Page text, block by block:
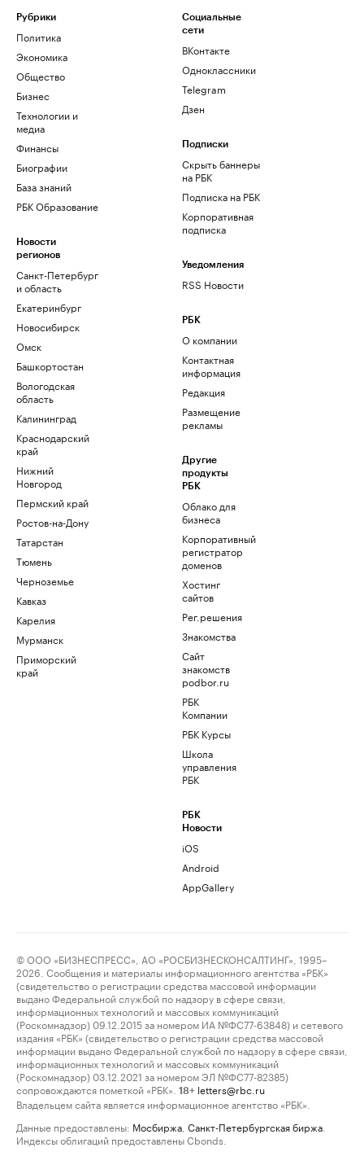
Рубрики
Политика
Экономика
Общество
Бизнес
Технологии и
медиа
Финансы
Биографии
База знаний
РБК Образование
Новости
регионов
Санкт-Петербург
и область
Екатеринбург
Новосибирск
Омск
Башкортостан
Вологодская
область
Калининград
Краснодарский
край
Нижний
Новгород
Пермский край
Ростов-на-Дону
Татарстан
Тюмень
Черноземье
Кавказ
Карелия
Мурманск
Приморский
край
Социальные
сети
ВКонтакте
Одноклассники
Telegram
Дзен
Подписки
Скрыть баннеры
на РБК
Подписка на РБК
Корпоративная
подписка
Уведомления
RSS Новости
РБК
О компании
Контактная
информация
Редакция
Размещение
рекламы
Другие
продукты
РБК
Облако для
бизнеса
Корпоративный
регистратор
доменов
Хостинг
сайтов
Рег.решения
Знакомства
Сайт
знакомств
podbor.ru
РБК
Компании
РБК Курсы
Школа
управления
РБК
РБК
Новости
iOS
Android
AppGallery
© ООО «БИЗНЕСПРЕСС», АО «РОСБИЗНЕСКОНСАЛТИНГ», 1995–
2026. Сообщения и материалы информационного агентства «РБК»
(свидетельство о регистрации средства массовой информации
выдано Федеральной службой по надзору в сфере связи,
информационных технологий и массовых коммуникаций
(Роскомнадзор) 09.12.2015 за номером ИА №ФС77-63848) и сетевого
издания «РБК» (свидетельство о регистрации средства массовой
информации выдано Федеральной службой по надзору в сфере связи,
информационных технологий и массовых коммуникаций
(Роскомнадзор) 03.12.2021 за номером ЭЛ №ФС77-82385)
сопровождаются пометкой «РБК».
18+ letters@rbc.ru
Владельцем сайта является информационное агентство «РБК».
Данные предоставлены: Мосбиржа Санкт-Петербургская биржа
Индексы облигаций предоставлены Cbonds.